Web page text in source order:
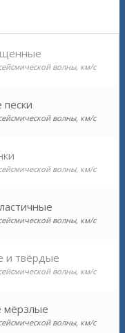
и твёрдые
мёрзлые